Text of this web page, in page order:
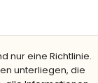
nur eine Richtlinie.
unterliegen, die